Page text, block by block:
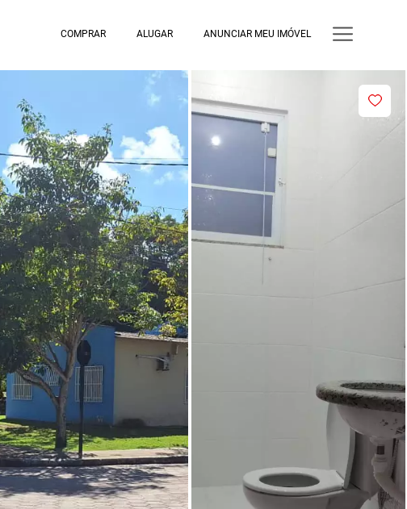
COMPRAR ALUGAR ANUNCIAR MEU IMÓVEL